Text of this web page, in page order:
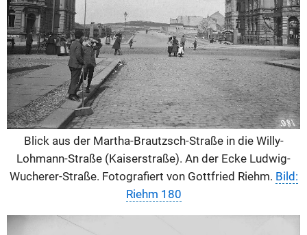
Blick aus der Martha-Brautzsch-Straße in die Willy-
Lohmann-Straße (Kaiserstraße). An der Ecke Ludwig-
Wucherer-Straße. Fotografiert von Gottfried Riehm. Bild:
Riehm 180